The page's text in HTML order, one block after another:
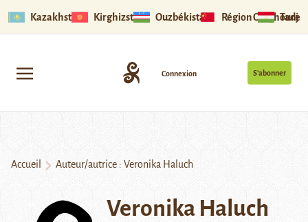
Kazakhstan Kirghizstan Ouzbékistan Région Ouïghoure
S’abonner
Connexion
Accueil Auteur/autrice : Veronika Haluch
Veronika Haluch